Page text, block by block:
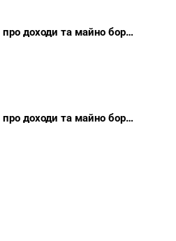
Декларація про доходи та майно боржника фізичної особи (бланк) + інструкція
Декларація про доходи та майно боржника юридичної особи (бланк) + інструкція